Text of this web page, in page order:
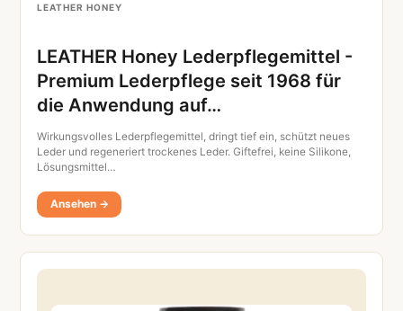
LEATHER HONEY
LEATHER Honey Lederpflegemittel -
Premium Lederpflege seit 1968 für
die Anwendung auf…
Wirkungsvolles Lederpflegemittel, dringt tief ein, schützt neues
Leder und regeneriert trockenes Leder. Giftefrei, keine Silikone,
Lösungsmittel…
Ansehen →